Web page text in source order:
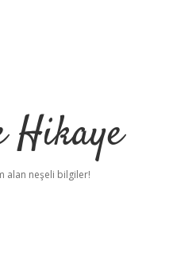
Hikaye
alan neşeli bilgiler!